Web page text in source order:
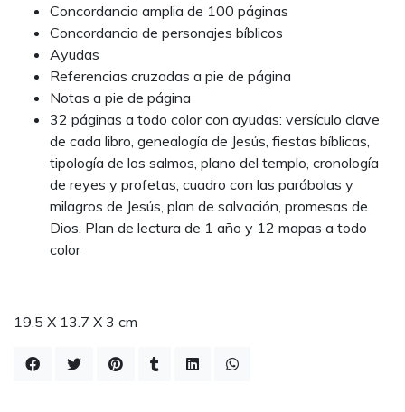
Concordancia amplia de 100 páginas
Concordancia de personajes bíblicos
Ayudas
Referencias cruzadas a pie de página
Notas a pie de página
32 páginas a todo color con ayudas: versículo clave
de cada libro, genealogía de Jesús, fiestas bíblicas,
tipología de los salmos, plano del templo, cronología
de reyes y profetas, cuadro con las parábolas y
milagros de Jesús, plan de salvación, promesas de
Dios, Plan de lectura de 1 año y 12 mapas a todo
color
19.5 X 13.7 X 3 cm